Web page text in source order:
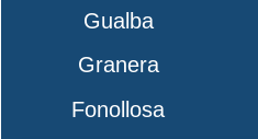
Gualba
Granera
Fonollosa